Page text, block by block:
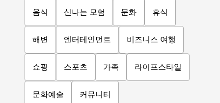
음식 신나는 모험 문화 휴식
해변 엔터테인먼트 비즈니스 여행
쇼핑 스포츠 가족 라이프스타일
문화예술 커뮤니티